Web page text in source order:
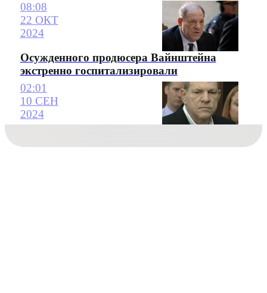
08:08
22 ОКТ
2024
Осужденного продюсера Вайнштейна
экстренно госпитализировали
02:01
10 СЕН
2024